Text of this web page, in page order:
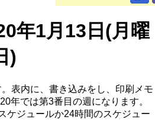
年1月13日(月曜
)
表内に、書き込みをし、印刷メモ
年では第3番目の週になります。
ケジュールか24時間のスケジュー